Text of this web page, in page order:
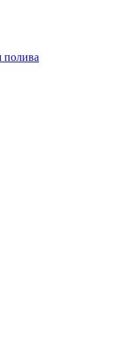
полива